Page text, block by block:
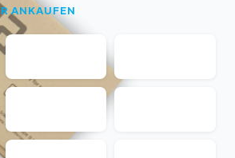
ANKAUFEN